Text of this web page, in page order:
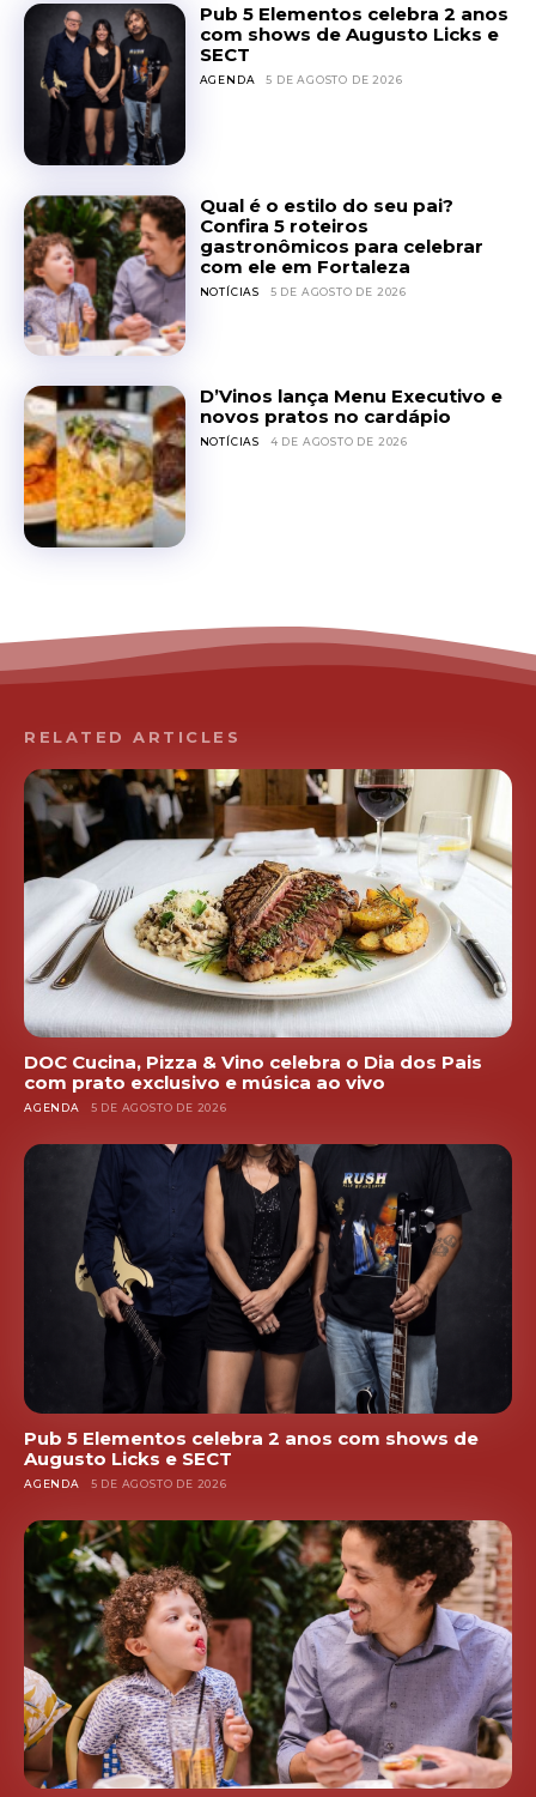
Pub 5 Elementos celebra 2 anos
com shows de Augusto Licks e
SECT
AGENDA 5 DE AGOSTO DE 2026
Qual é o estilo do seu pai?
Confira 5 roteiros
gastronômicos para celebrar
com ele em Fortaleza
NOTÍCIAS 5 DE AGOSTO DE 2026
D’Vinos lança Menu Executivo e
novos pratos no cardápio
NOTÍCIAS 4 DE AGOSTO DE 2026
RELATED ARTICLES
DOC Cucina, Pizza & Vino celebra o Dia dos Pais
com prato exclusivo e música ao vivo
AGENDA 5 DE AGOSTO DE 2026
Pub 5 Elementos celebra 2 anos com shows de
Augusto Licks e SECT
AGENDA 5 DE AGOSTO DE 2026